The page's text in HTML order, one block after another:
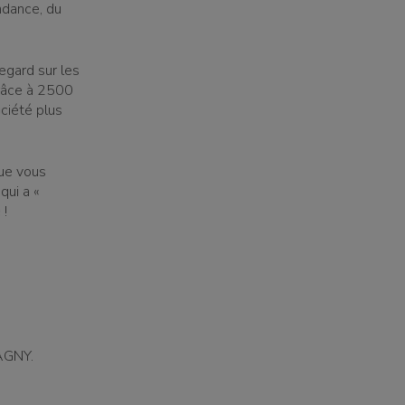
du
sur les
à 2500
plus
vous
a «